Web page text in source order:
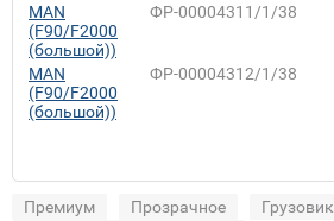
MAN
(F90/F2000
(большой))
ФР-00004311/1/38
MAN
(F90/F2000
(большой))
ФР-00004312/1/38
Премиум Прозрачное Грузовик